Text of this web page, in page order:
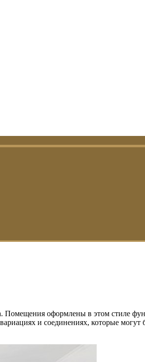
Помещения оформлены в этом стиле
и соединениях, которые могут